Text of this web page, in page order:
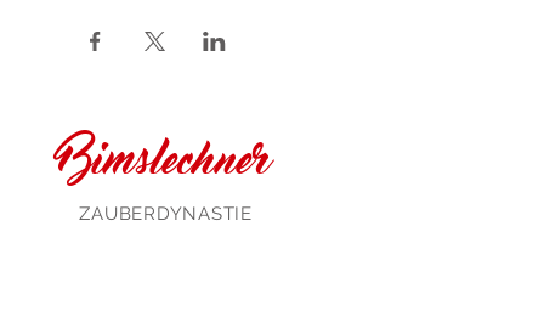
Bimslechner
ZAUBERDYNASTIE